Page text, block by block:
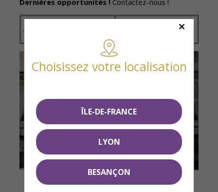
→ Contactez-nous
Choisissez votre localisation
ÎLE-DE-FRANCE
LYON
BESANÇON